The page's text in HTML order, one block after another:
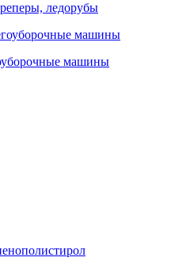
ледорубы
машины
машины